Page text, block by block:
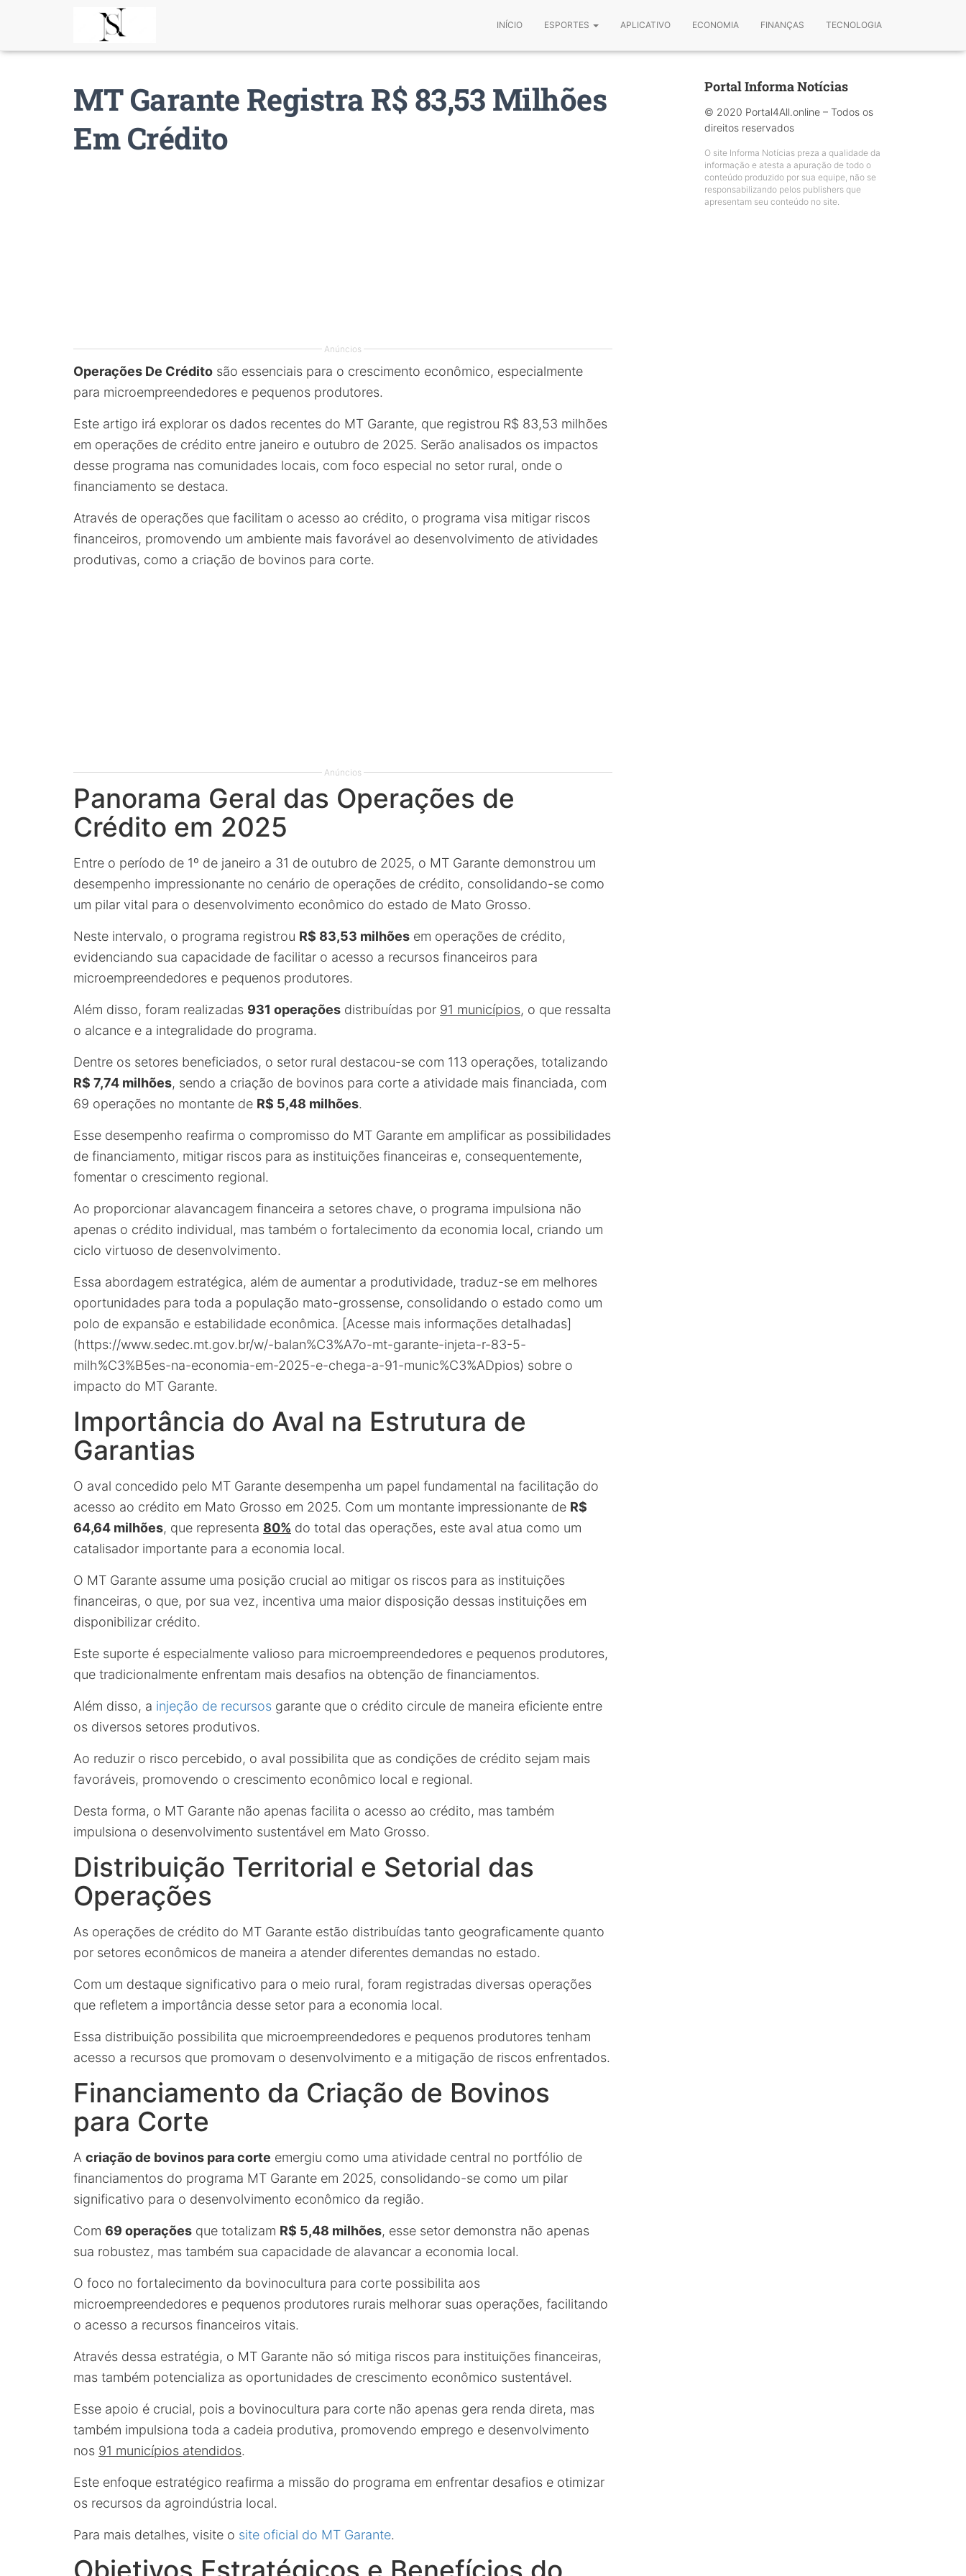
INÍCIO ESPORTES APLICATIVO ECONOMIA FINANÇAS TECNOLOGIA
MT Garante Registra R$ 83,53 Milhões
Em Crédito
Anúncios
Operações De Crédito são essenciais para o crescimento econômico, especialmente
para microempreendedores e pequenos produtores.
Este artigo irá explorar os dados recentes do MT Garante, que registrou R$ 83,53 milhões
em operações de crédito entre janeiro e outubro de 2025. Serão analisados os impactos
desse programa nas comunidades locais, com foco especial no setor rural, onde o
financiamento se destaca.
Através de operações que facilitam o acesso ao crédito, o programa visa mitigar riscos
financeiros, promovendo um ambiente mais favorável ao desenvolvimento de atividades
produtivas, como a criação de bovinos para corte.
Anúncios
Panorama Geral das Operações de
Crédito em 2025
Entre o período de 1º de janeiro a 31 de outubro de 2025, o MT Garante demonstrou um
desempenho impressionante no cenário de operações de crédito, consolidando-se como
um pilar vital para o desenvolvimento econômico do estado de Mato Grosso.
Neste intervalo, o programa registrou R$ 83,53 milhões em operações de crédito,
evidenciando sua capacidade de facilitar o acesso a recursos financeiros para
microempreendedores e pequenos produtores.
Além disso, foram realizadas 931 operações distribuídas por 91 municípios, o que ressalta
o alcance e a integralidade do programa.
Dentre os setores beneficiados, o setor rural destacou-se com 113 operações, totalizando
R$ 7,74 milhões, sendo a criação de bovinos para corte a atividade mais financiada, com
69 operações no montante de R$ 5,48 milhões.
Esse desempenho reafirma o compromisso do MT Garante em amplificar as possibilidades
de financiamento, mitigar riscos para as instituições financeiras e, consequentemente,
fomentar o crescimento regional.
Ao proporcionar alavancagem financeira a setores chave, o programa impulsiona não
apenas o crédito individual, mas também o fortalecimento da economia local, criando um
ciclo virtuoso de desenvolvimento.
Essa abordagem estratégica, além de aumentar a produtividade, traduz-se em melhores
oportunidades para toda a população mato-grossense, consolidando o estado como um
polo de expansão e estabilidade econômica. [Acesse mais informações detalhadas]
(https://www.sedec.mt.gov.br/w/-balan%C3%A7o-mt-garante-injeta-r-83-5-
milh%C3%B5es-na-economia-em-2025-e-chega-a-91-munic%C3%ADpios) sobre o
impacto do MT Garante.
Importância do Aval na Estrutura de
Garantias
O aval concedido pelo MT Garante desempenha um papel fundamental na facilitação do
acesso ao crédito em Mato Grosso em 2025. Com um montante impressionante de R$
64,64 milhões, que representa 80% do total das operações, este aval atua como um
catalisador importante para a economia local.
O MT Garante assume uma posição crucial ao mitigar os riscos para as instituições
financeiras, o que, por sua vez, incentiva uma maior disposição dessas instituições em
disponibilizar crédito.
Este suporte é especialmente valioso para microempreendedores e pequenos produtores,
que tradicionalmente enfrentam mais desafios na obtenção de financiamentos.
Além disso, a injeção de recursos garante que o crédito circule de maneira eficiente entre
os diversos setores produtivos.
Ao reduzir o risco percebido, o aval possibilita que as condições de crédito sejam mais
favoráveis, promovendo o crescimento econômico local e regional.
Desta forma, o MT Garante não apenas facilita o acesso ao crédito, mas também
impulsiona o desenvolvimento sustentável em Mato Grosso.
Distribuição Territorial e Setorial das
Operações
As operações de crédito do MT Garante estão distribuídas tanto geograficamente quanto
por setores econômicos de maneira a atender diferentes demandas no estado.
Com um destaque significativo para o meio rural, foram registradas diversas operações
que refletem a importância desse setor para a economia local.
Essa distribuição possibilita que microempreendedores e pequenos produtores tenham
acesso a recursos que promovam o desenvolvimento e a mitigação de riscos enfrentados.
Financiamento da Criação de Bovinos
para Corte
A criação de bovinos para corte emergiu como uma atividade central no portfólio de
financiamentos do programa MT Garante em 2025, consolidando-se como um pilar
significativo para o desenvolvimento econômico da região.
Com 69 operações que totalizam R$ 5,48 milhões, esse setor demonstra não apenas
sua robustez, mas também sua capacidade de alavancar a economia local.
O foco no fortalecimento da bovinocultura para corte possibilita aos
microempreendedores e pequenos produtores rurais melhorar suas operações, facilitando
o acesso a recursos financeiros vitais.
Através dessa estratégia, o MT Garante não só mitiga riscos para instituições financeiras,
mas também potencializa as oportunidades de crescimento econômico sustentável.
Esse apoio é crucial, pois a bovinocultura para corte não apenas gera renda direta, mas
também impulsiona toda a cadeia produtiva, promovendo emprego e desenvolvimento
nos 91 municípios atendidos.
Este enfoque estratégico reafirma a missão do programa em enfrentar desafios e otimizar
os recursos da agroindústria local.
Para mais detalhes, visite o site oficial do MT Garante.
Portal Informa Notícias
© 2020 Portal4All.online – Todos os
direitos reservados
O site Informa Notícias preza a qualidade da
informação e atesta a apuração de todo o
conteúdo produzido por sua equipe, não se
responsabilizando pelos publishers que
apresentam seu conteúdo no site.